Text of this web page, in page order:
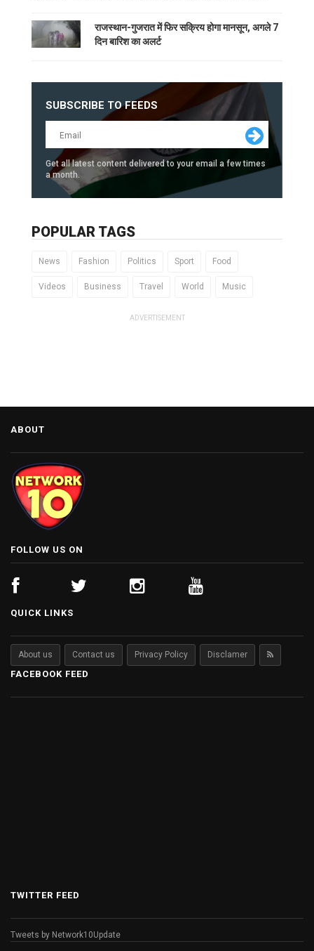
राजस्थान-गुजरात में फिर सक्रिय होगा मानसून, अगले 7
दिन बारिश का अलर्ट
SUBSCRIBE TO FEEDS
Get all latest content delivered to your email a few times
a month.
POPULAR TAGS
News Fashion Politics Sport Food
Videos Business Travel World Music
ADVERTISEMENT
ABOUT
FOLLOW US ON
QUICK LINKS
About us Contact us Privacy Policy Disclamer
FACEBOOK FEED
TWITTER FEED
Tweets by Network10Update